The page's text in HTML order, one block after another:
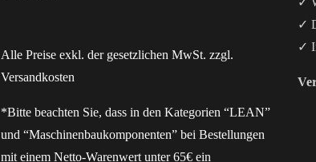
Alle Preise exkl. der gesetzlichen MwSt. zzgl.
Versandkosten
*Bitte beachten Sie, dass in den Kategorien “LEAN”
und “Maschinenbaukomponenten” bei Bestellungen
mit einem Netto-Warenwert unter 65€ ein
✓
✓